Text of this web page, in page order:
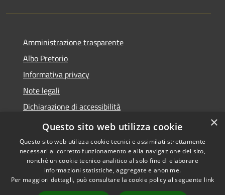
Amministrazione trasparente
Albo Pretorio
Informativa privacy
Note legali
Dichiarazione di accessibilità
Area riservata dipendenti
Accessibilità
Copyright © 2026 • Comune di
Pedrengo • Powered by
×
Questo sito web utilizza cookie
Questo sito web utilizza cookie tecnici e assimilati strettamente
necessari al corretto funzionamento e alla navigazione del sito,
nonché un cookie tecnico analitico al solo fine di elaborare
informazioni statistiche, aggregate e anonime.
Per maggiori dettagli, può consultare la cookie policy al seguente link